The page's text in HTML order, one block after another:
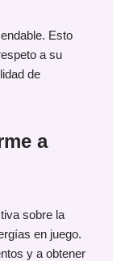
Esto
a su
de
a
sobre la
en juego.
y a obtener